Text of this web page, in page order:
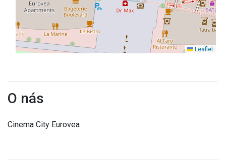
Leaflet
O nás
Cinema City Eurovea